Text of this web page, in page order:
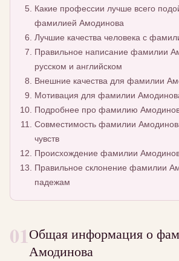
Какие профессии лучше всего
фамилией Амодинова
Лучшие качества человека с
Правильное написание фамилии
русском и английском
Внешние качества для фамилии
Мотивация для фамилии
Подробнее про фамилию
Совместимость фамилии
чувств
Происхождение фамилии
Правильное склонение фамилии
падежам
01Общая информация о
Амодинова